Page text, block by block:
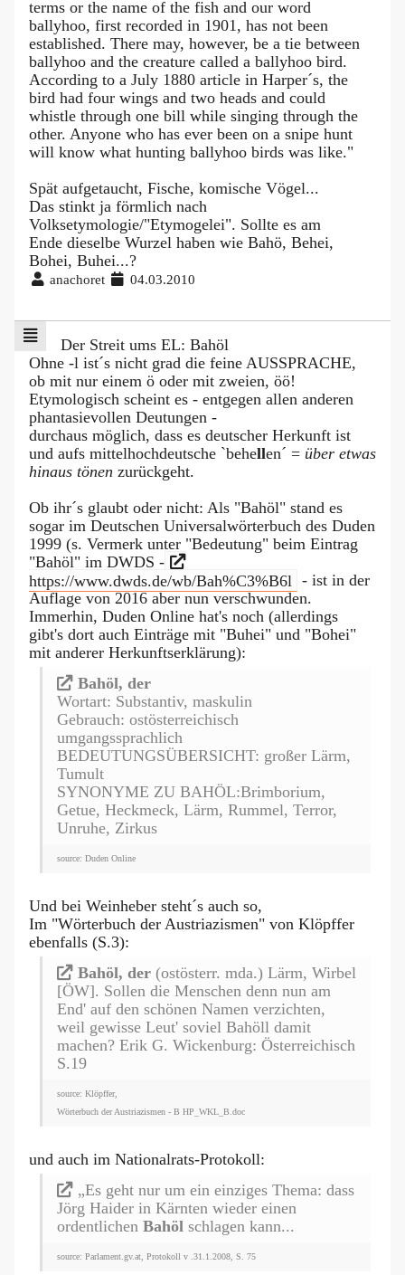
terms or the name of the fish and our word
ballyhoo, first recorded in 1901, has not been
established. There may, however, be a tie between
ballyhoo and the creature called a ballyhoo bird.
According to a July 1880 article in Harper´s, the
bird had four wings and two heads and could
whistle through one bill while singing through the
other. Anyone who has ever been on a snipe hunt
will know what hunting ballyhoo birds was like."
Spät aufgetaucht, Fische, komische Vögel...
Das stinkt ja förmlich nach
Volksetymologie/"Etymogelei". Sollte es am
Ende dieselbe Wurzel haben wie Bahö, Behei,
Bohei, Buhei...?
anachoret 04.03.2010
Der Streit ums EL: Bahöl
Ohne -l ist´s nicht grad die feine AUSSPRACHE,
ob mit nur einem ö oder mit zweien, öö!
Etymologisch scheint es - entgegen allen anderen
phantasievollen Deutungen -
durchaus möglich, dass es deutscher Herkunft ist
und aufs mittelhochdeutsche `behellen´ = über etwas
hinaus tönen zurückgeht.
Ob ihr´s glaubt oder nicht: Als "Bahöl" stand es
sogar im Deutschen Universalwörterbuch des Duden
1999 (s. Vermerk unter "Bedeutung" beim Eintrag
"Bahöl" im DWDS -
https://www.dwds.de/wb/Bah%C3%B6l - ist in der
Auflage von 2016 aber nun verschwunden.
Immerhin, Duden Online hat's noch (allerdings
gibt's dort auch Einträge mit "Buhei" und "Bohei"
mit anderer Herkunftserklärung):
Ba­höl, der
Wortart: Substantiv, maskulin
Gebrauch: ostösterreichisch
umgangssprachlich
BEDEUTUNGSÜBERSICHT: großer Lärm,
Tumult
SYNONYME ZU BAHÖL:Brimborium,
Getue, Heckmeck, Lärm, Rummel, Terror,
Unruhe, Zirkus
source: Duden Online
Und bei Weinheber steht´s auch so,
Im "Wörterbuch der Austriazismen" von Klöpffer
ebenfalls (S.3):
Bahöl, der (ostösterr. mda.) Lärm, Wirbel
[ÖW]. Sollen die Menschen denn nun am
End' auf den schönen Namen verzichten,
weil gewisse Leut' soviel Bahöll damit
machen? Erik G. Wickenburg: Österreichisch
S.19
source: Klöpffer,
Wörterbuch der Austriazismen - B HP_WKL_B.doc
und auch im Nationalrats-Protokoll:
„Es geht nur um ein einziges Thema: dass
Jörg Haider in Kärnten wieder einen
ordentlichen Bahöl schlagen kann...
source: Parlament.gv.at, Protokoll v .31.1.2008, S. 75